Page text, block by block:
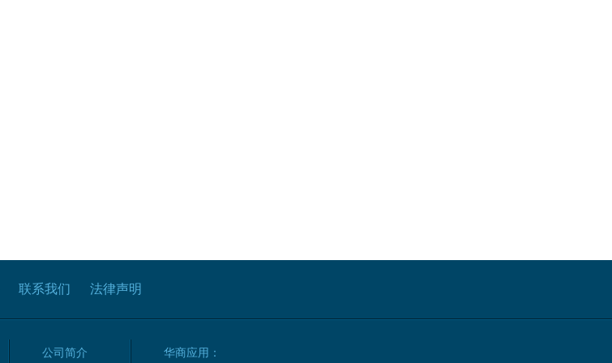
联系我们 法律声明
公司简介 华商应用：